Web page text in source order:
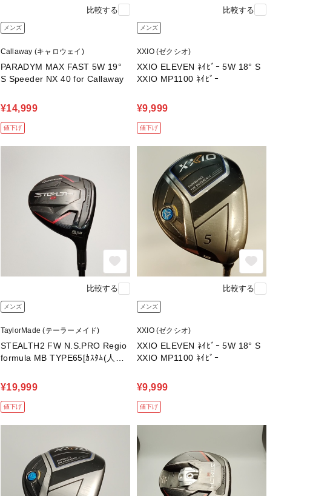
比較する
メンズ
Callaway (キャロウェイ)
PARADYM MAX FAST 5W 19°
S Speeder NX 40 for Callaway
¥14,999
値下げ
比較する
メンズ
XXIO (ゼクシオ)
XXIO ELEVEN ﾈｲﾋﾞｰ 5W 18° S
XXIO MP1100 ﾈｲﾋﾞｰ
¥9,999
値下げ
比較する
メンズ
TaylorMade (テーラーメイド)
STEALTH2 FW N.S.PRO Regio
formula MB TYPE65[ｶｽﾀﾑ(人
¥19,999
値下げ
比較する
メンズ
XXIO (ゼクシオ)
XXIO ELEVEN ﾈｲﾋﾞｰ 5W 18° S
XXIO MP1100 ﾈｲﾋﾞｰ
¥9,999
値下げ